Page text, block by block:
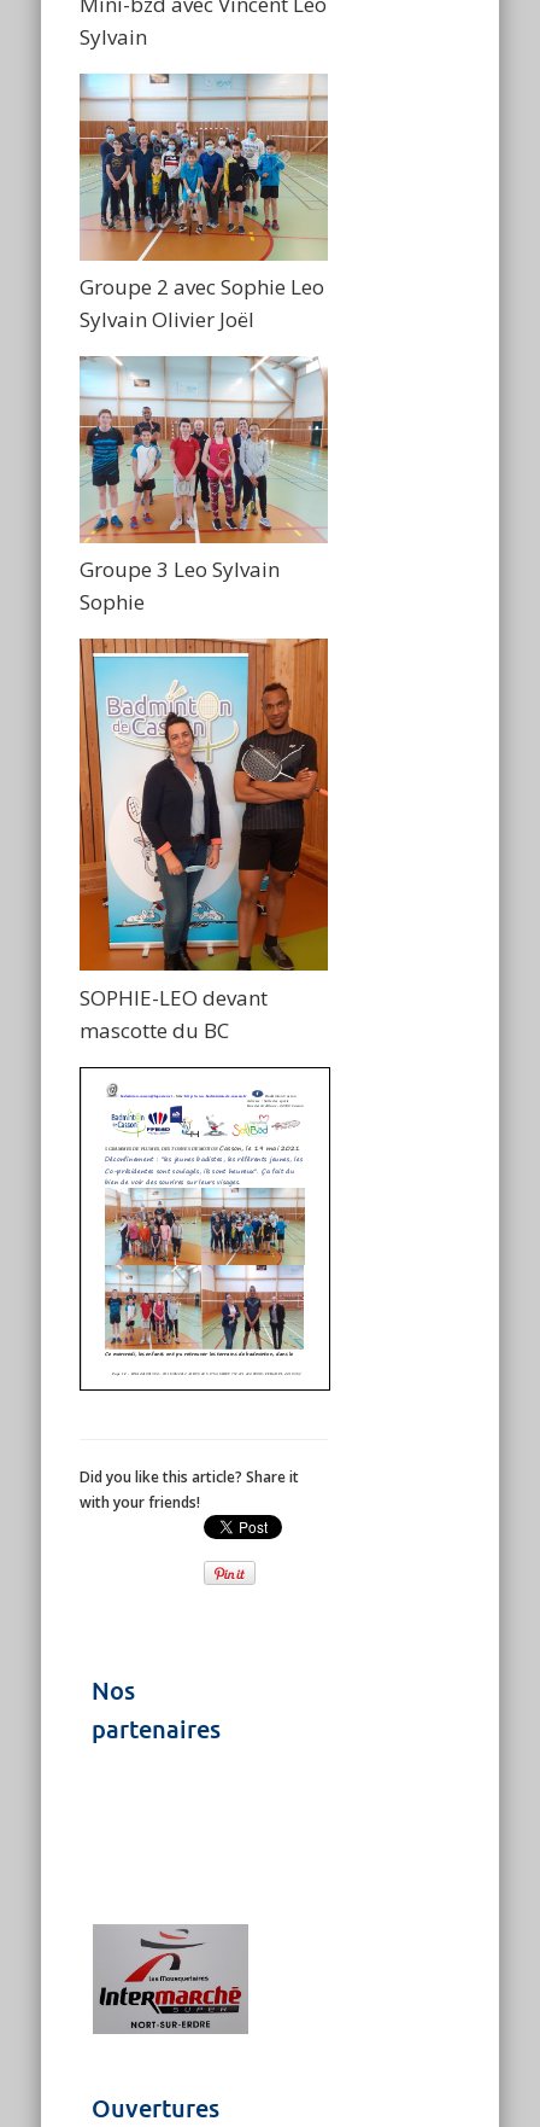
Sylvain
Groupe 2 avec Sophie Leo
Sylvain Olivier Joël
Groupe 3 Leo Sylvain
Sophie
SOPHIE-LEO devant
mascotte du BC
Did you like this article? Share it
with your friends!
Nos
partenaires
Ouvertures